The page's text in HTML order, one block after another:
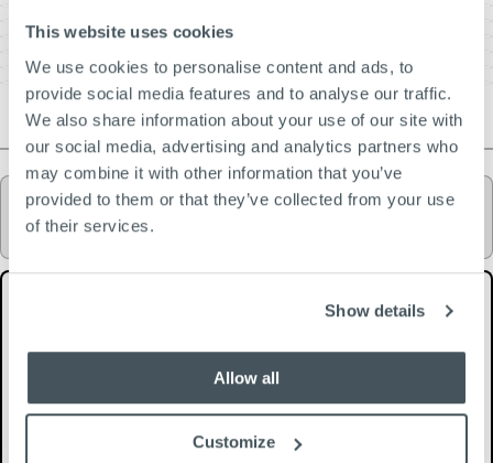
This website uses cookies
We use cookies to personalise content and ads, to
provide social media features and to analyse our traffic.
We also share information about your use of our site with
our social media, advertising and analytics partners who
may combine it with other information that you’ve
provided to them or that they’ve collected from your use
of their services.
Show details
Allow all
Customize
BESCHIKBAAR
OF
NIET
BESCHIKBAAR
UITVERKOCHT
OF
NIET
BESCHIKBAAR
XXL
VARIANT
OF
NIET
BESCHIKBAAR
VARIANT
UITVERKOCHT
NIET
BESCHIKBAAR
Maak je outfit compleet
Alex Resort Embro Shirt SS |
Alaska Blue
€229,90
Alex Resort Embro Shirt SS
Alex Embro Short | Alaska